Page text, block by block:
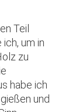
Teil
um in
zu
habe ich
und